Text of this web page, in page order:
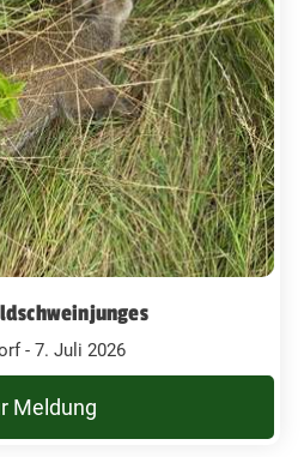
- 7. Juli 2026
Meldung